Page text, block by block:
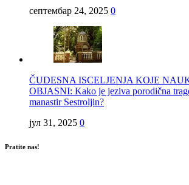
септембар 24, 2025 0
ČUDESNA ISCELJENJA KOJE
OBJASNI: Kako je jeziva porodična
manastir Sestroljin?
јул 31, 2025 0
Pratite nas!